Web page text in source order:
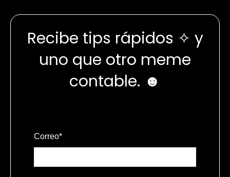
Recibe tips rápidos ✧ y
uno que otro meme
contable. ☻
Correo*